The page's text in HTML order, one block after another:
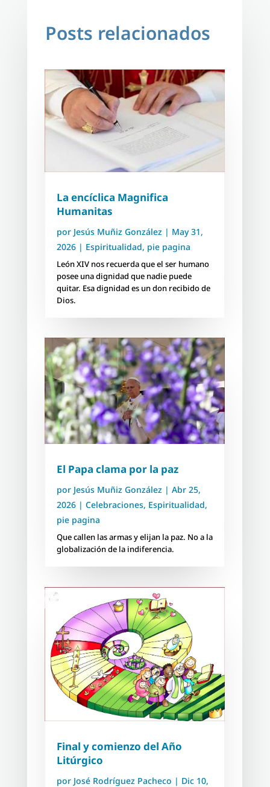
Posts relacionados
La encíclica Magnifica
Humanitas
por Jesús Muñiz González| May 31,
2026| Espiritualidad, pie pagina
León XIV nos recuerda que el ser humano
posee una dignidad que nadie puede
quitar. Esa dignidad es un don recibido de
Dios.
El Papa clama por la paz
por Jesús Muñiz González| Abr 25,
2026| Celebraciones, Espiritualidad,
pie pagina
Que callen las armas y elijan la paz. No a la
globalización de la indiferencia.
Final y comienzo del Año
Litúrgico
por José Rodríguez Pacheco | Dic 10,